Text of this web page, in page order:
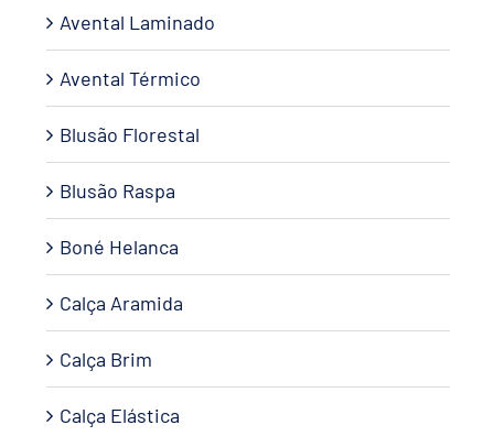
Avental Laminado
Avental Térmico
Blusão Florestal
Blusão Raspa
Boné Helanca
Calça Aramida
Calça Brim
Calça Elástica